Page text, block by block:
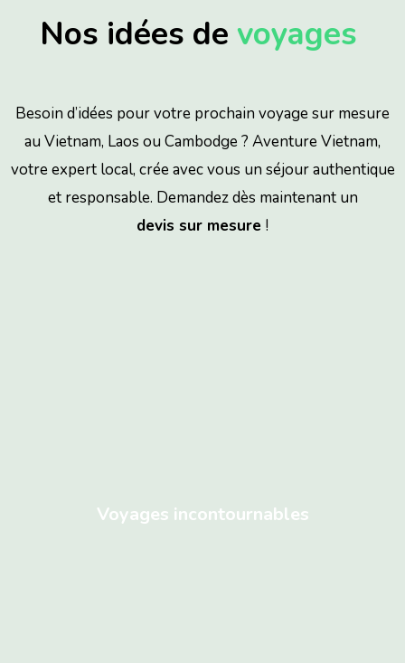
Nos idées de voyages
Besoin d’idées pour votre prochain voyage sur mesure
au Vietnam, Laos ou Cambodge ? Aventure Vietnam,
votre expert local, crée avec vous un séjour authentique
et responsable. Demandez dès maintenant un
devis sur mesure !
Voyages incontournables